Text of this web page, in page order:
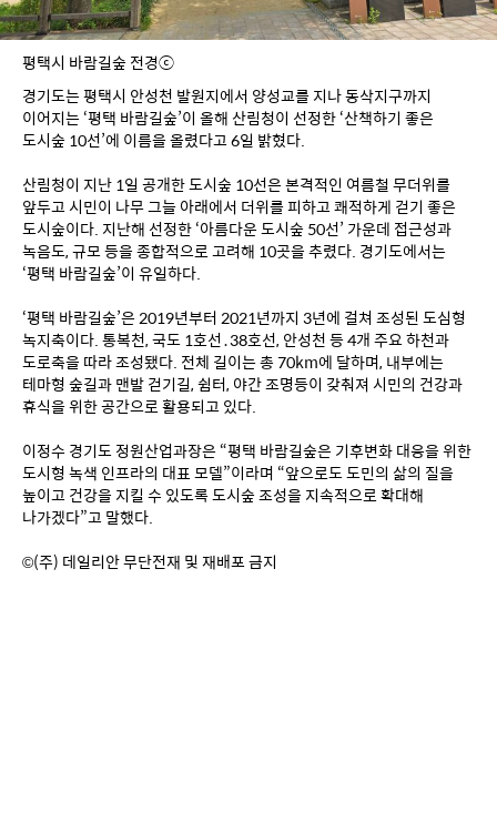
평택시 바람길숲 전경ⓒ
경기도는 평택시 안성천 발원지에서 양성교를 지나 동삭지구까지
이어지는 ‘평택 바람길숲’이 올해 산림청이 선정한 ‘산책하기 좋은
도시숲 10선’에 이름을 올렸다고 6일 밝혔다.
산림청이 지난 1일 공개한 도시숲 10선은 본격적인 여름철 무더위를
앞두고 시민이 나무 그늘 아래에서 더위를 피하고 쾌적하게 걷기 좋은
도시숲이다. 지난해 선정한 ‘아름다운 도시숲 50선’ 가운데 접근성과
녹음도, 규모 등을 종합적으로 고려해 10곳을 추렸다. 경기도에서는
‘평택 바람길숲’이 유일하다.
‘평택 바람길숲’은 2019년부터 2021년까지 3년에 걸쳐 조성된 도심형
녹지축이다. 통복천, 국도 1호선․38호선, 안성천 등 4개 주요 하천과
도로축을 따라 조성됐다. 전체 길이는 총 70km에 달하며, 내부에는
테마형 숲길과 맨발 걷기길, 쉼터, 야간 조명등이 갖춰져 시민의 건강과
휴식을 위한 공간으로 활용되고 있다.
이정수 경기도 정원산업과장은 “평택 바람길숲은 기후변화 대응을 위한
도시형 녹색 인프라의 대표 모델”이라며 “앞으로도 도민의 삶의 질을
높이고 건강을 지킬 수 있도록 도시숲 조성을 지속적으로 확대해
나가겠다”고 말했다.
©(주) 데일리안 무단전재 및 재배포 금지